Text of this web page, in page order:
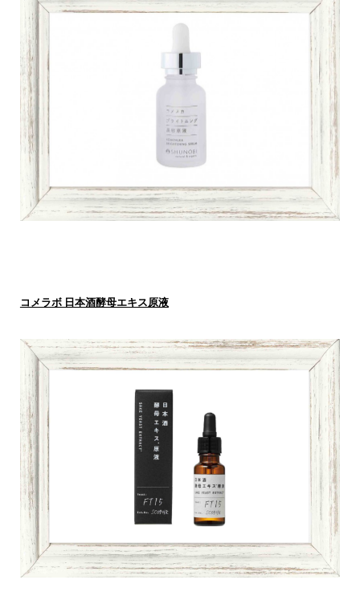
コメラボ 日本酒酵母エキス原液